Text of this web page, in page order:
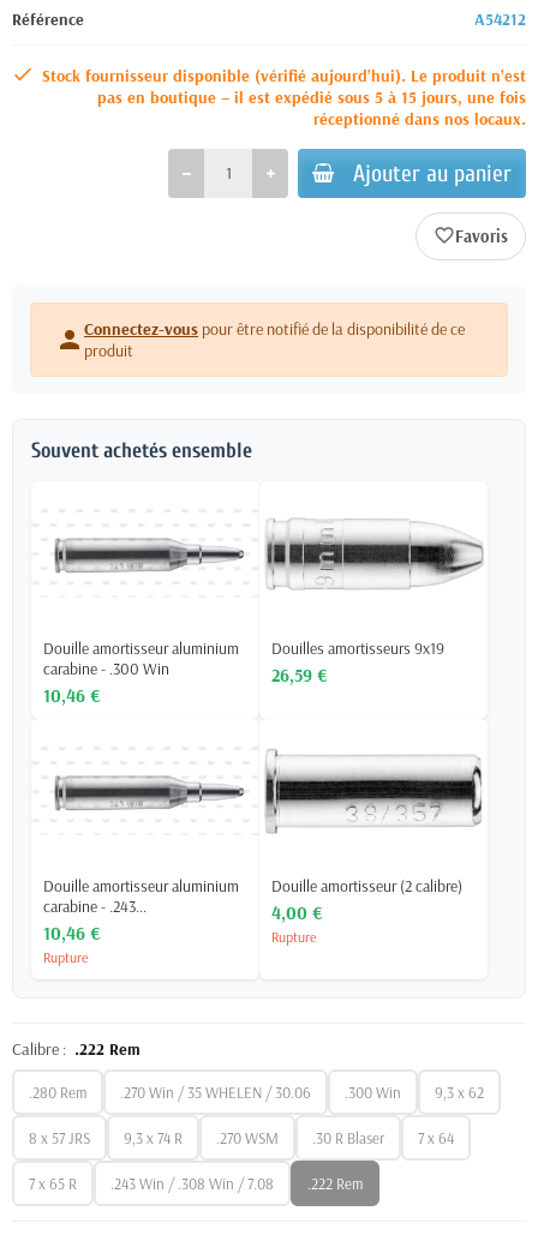
Référence A54212
Stock fournisseur disponible (vérifié aujourd’hui). Le produit n’est
pas en boutique – il est expédié sous 5 à 15 jours, une fois
réceptionné dans nos locaux.
Ajouter au panier
favorite_border
person Connectez-vous pour être notifié de la disponibilité de ce
produit
Souvent achetés ensemble
Douille amortisseur aluminium
carabine - .300 Win
10,46 €
Douilles amortisseurs 9x19
26,59 €
Douille amortisseur aluminium
carabine - .243...
10,46 €
Rupture
Douille amortisseur (2 calibre)
4,00 €
Rupture
Calibre : .222 Rem
.280 Rem .270 Win / 35 WHELEN / 30.06 .300 Win 9,3 x 62
8 x 57 JRS 9,3 x 74 R .270 WSM .30 R Blaser 7 x 64
7 x 65 R .243 Win / .308 Win / 7.08 .222 Rem